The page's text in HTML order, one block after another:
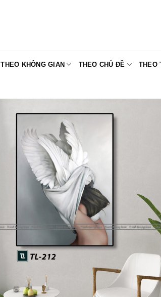
THEO KHÔNG GIAN THEO CHỦ ĐỀ THEO